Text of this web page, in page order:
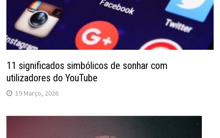
11 significados simbólicos de sonhar com
utilizadores do YouTube
19 Março, 2026